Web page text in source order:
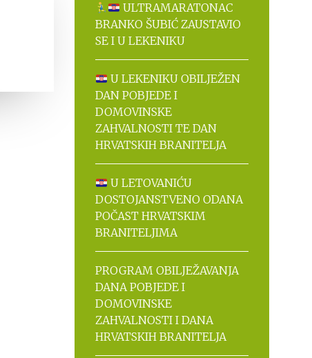
ULTRAMARATONAC
BRANKO ŠUBIĆ ZAUSTAVIO
SE I U LEKENIKU
U LEKENIKU OBILJEŽEN
DAN POBJEDE I
DOMOVINSKE
ZAHVALNOSTI TE DAN
HRVATSKIH BRANITELJA
U LETOVANIĆU
DOSTOJANSTVENO ODANA
POČAST HRVATSKIM
BRANITELJIMA
PROGRAM OBILJEŽAVANJA
DANA POBJEDE I
DOMOVINSKE
ZAHVALNOSTI I DANA
HRVATSKIH BRANITELJA